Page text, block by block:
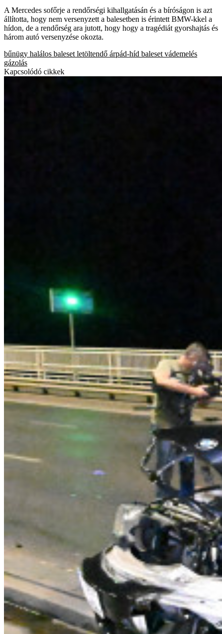
A Mercedes sofőrje a rendőrségi kihallgatásán és a bíróságon is azt
állította, hogy nem versenyzett a balesetben is érintett BMW-kkel a
hídon, de a rendőrség ara jutott, hogy hogy a tragédiát gyorshajtás és
három autó versenyzése okozta.
bűnügy halálos baleset letöltendő árpád-híd baleset vádemelés
gázolás
Kapcsolódó cikkek